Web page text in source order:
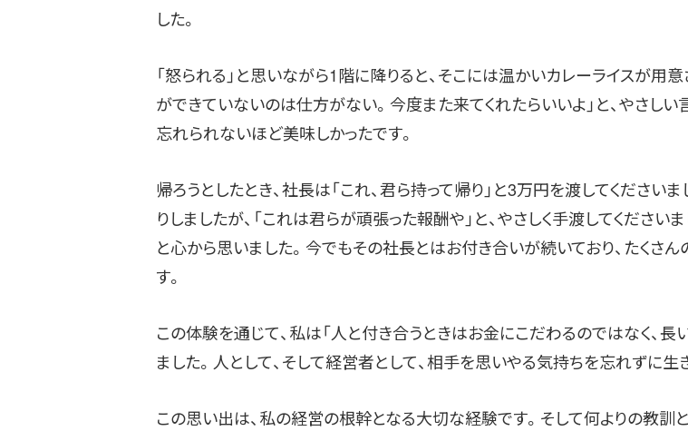
した。
「怒られる」と思いながら1階に降りると、そこには温かいカレーライスが用
ができていないのは仕方がない。今度また来てくれたらいいよ」と、やさし
忘れられないほど美味しかったです。
帰ろうとしたとき、社長は「これ、君ら持って帰り」と3万円を渡してください
りしましたが、「これは君らが頑張った報酬や」と、やさしく手渡してください
と心から思いました。今でもその社長とはお付き合いが続いており、たくさ
す。
この体験を通じて、私は「人と付き合うときはお金にこだわるのではなく、
ました。人として、そして経営者として、相手を思いやる気持ちを忘れずに生
この思い出は、私の経営の根幹となる大切な経験です。そして何よりの教訓